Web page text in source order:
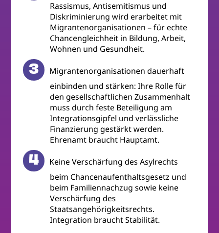
Rassismus, Antisemitismus und
Diskriminierung wird erarbeitet mit
Migrantenorganisationen – für echte
Chancengleichheit in Bildung, Arbeit,
Wohnen und Gesundheit.
Migrantenorganisationen dauerhaft
einbinden und stärken: Ihre Rolle für
den gesellschaftlichen Zusammenhalt
muss durch feste Beteiligung am
Integrationsgipfel und verlässliche
Finanzierung gestärkt werden.
Ehrenamt braucht Hauptamt.
Keine Verschärfung des Asylrechts
beim Chancenaufenthaltsgesetz und
beim Familiennachzug sowie keine
Verschärfung des
Staatsangehörigkeitsrechts.
Integration braucht Stabilität.